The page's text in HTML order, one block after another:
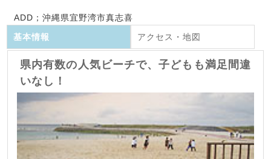
ADD；沖縄県宜野湾市真志喜
基本情報
アクセス・地図
県内有数の人気ビーチで、子どもも満足間違
いなし！